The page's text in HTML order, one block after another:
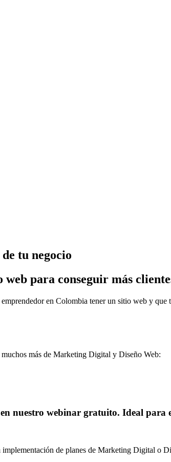
tu negocio
para conseguir más
en Colombia tener un sitio web y
más de Marketing Digital y Diseño Web:
nuestro webinar gratuito. Ideal
implementación de planes de Marketing Digital o